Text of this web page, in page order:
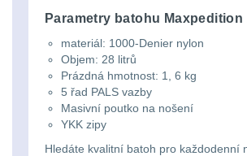
18650
baterie
Svítilny
Pouzdra
Kapsy
Peněženky
Vyhledávací svítilny
Lovecké svítilny1
Nabíjacie baterky6
Svietidlá s magnetom
Parametry batohu Maxpedition
materiál: 1000-Denier nylon
Objem: 28 litrů
Prázdná hmotnost: 1, 6 kg
5 řad PALS vazby
Masivní poutko na nošení
YKK zipy
Hledáte kvalitní batoh pro každodenní